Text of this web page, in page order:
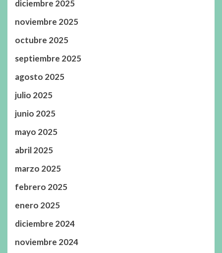
diciembre 2025
noviembre 2025
octubre 2025
septiembre 2025
agosto 2025
julio 2025
junio 2025
mayo 2025
abril 2025
marzo 2025
febrero 2025
enero 2025
diciembre 2024
noviembre 2024